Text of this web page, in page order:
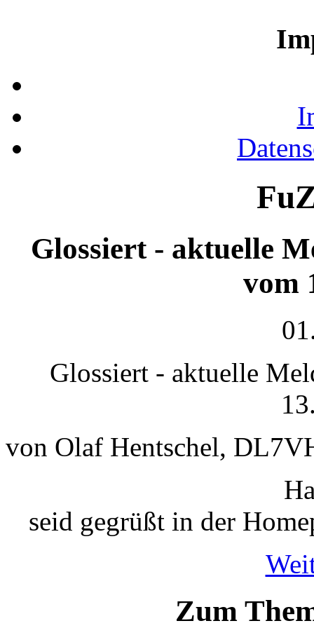
Glossiert - aktuelle
vom
Glossiert - aktuelle
von Olaf Hentschel,
seid gegrüßt in der
Zum